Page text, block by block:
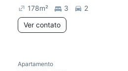
178m² 3
2
Ver contato
Apartamento